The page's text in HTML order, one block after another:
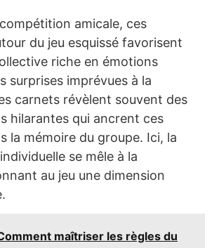
amicale, ces
du jeu esquissé favorisent
riche en émotions
surprises imprévues à la
carnets révèlent souvent des
hilarantes qui ancrent ces
la mémoire du groupe. Ici, la
se mêle à la
au jeu une dimension
maîtriser les règles du